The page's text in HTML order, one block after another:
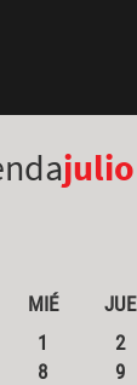
julio
MIÉ JUE
1
2
8 9